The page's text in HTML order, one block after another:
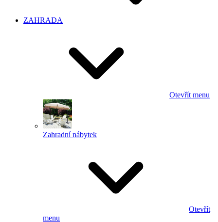
ZAHRADA
Otevřít menu
Zahradní nábytek
Otevřít
menu